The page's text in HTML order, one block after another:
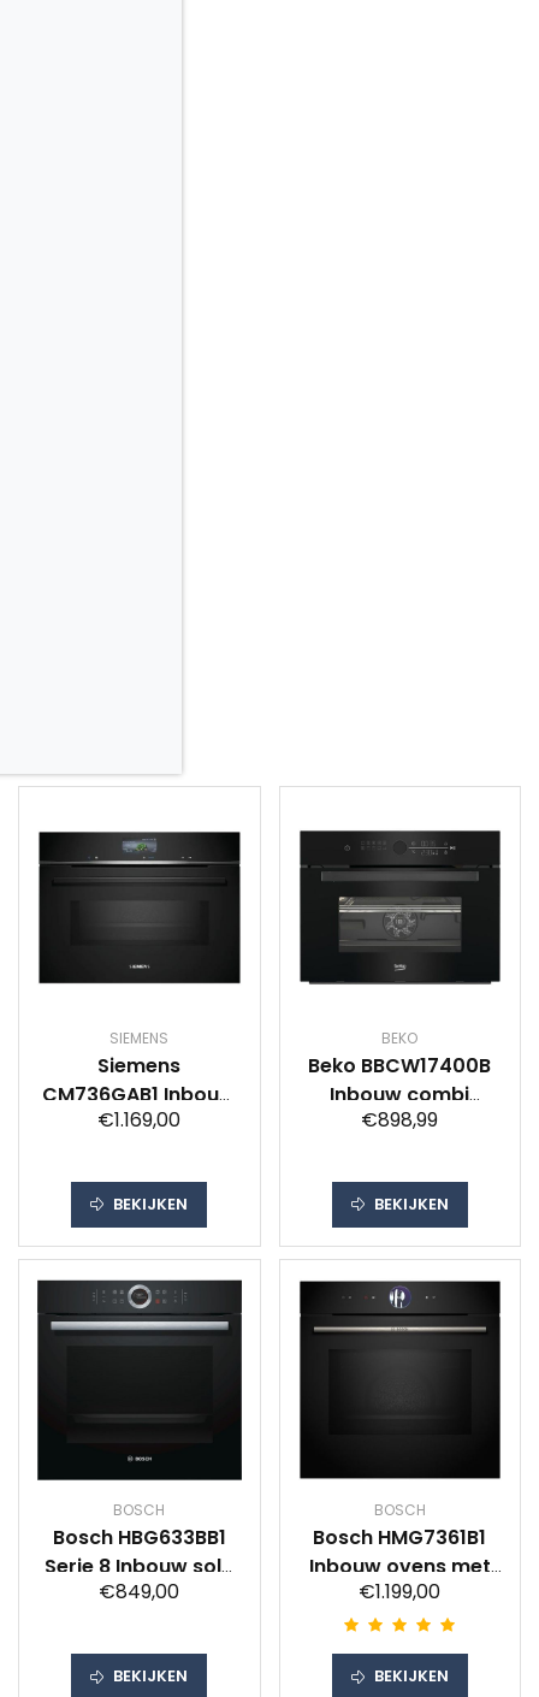
SIEMENS
Siemens
CM736GAB1 Inbouw
ovens met
€1.169,00
BEKIJKEN
BEKO
Beko BBCW17400B
Inbouw combi
magnetron
€898,99
BEKIJKEN
BOSCH
Bosch HBG633BB1
Serie 8 Inbouw solo
oven
€849,00
BEKIJKEN
BOSCH
Bosch HMG7361B1
Inbouw ovens met
magnetron Zwart
€1.199,00
BEKIJKEN